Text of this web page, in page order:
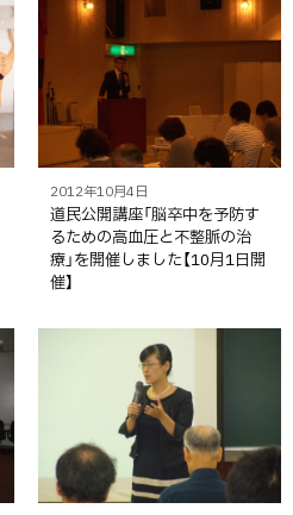
2012年10月4日
道民公開講座「脳卒中を予防す
るための高血圧と不整脈の治
療」を開催しました【10月1日開
催】